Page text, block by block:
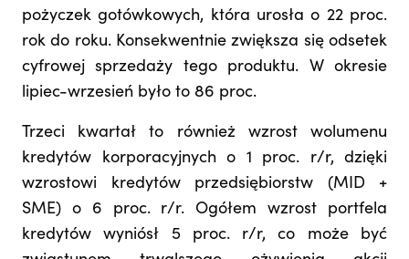
pożyczek gotówkowych, która urosła o 22 proc.
rok do roku. Konsekwentnie zwiększa się odsetek
cyfrowej sprzedaży tego produktu. W okresie
lipiec-wrzesień było to 86 proc.
Trzeci kwartał to również wzrost wolumenu
kredytów korporacyjnych o 1 proc. r/r, dzięki
wzrostowi kredytów przedsiębiorstw (MID +
SME) o 6 proc. r/r. Ogółem wzrost portfela
kredytów wyniósł 5 proc. r/r, co może być